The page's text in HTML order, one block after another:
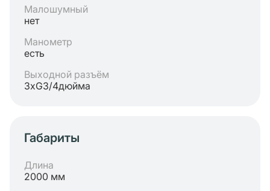
Малошумный
нет
Манометр
есть
Выходной разъём
3хG3/4дюйма
Габариты
Длина
2000 мм